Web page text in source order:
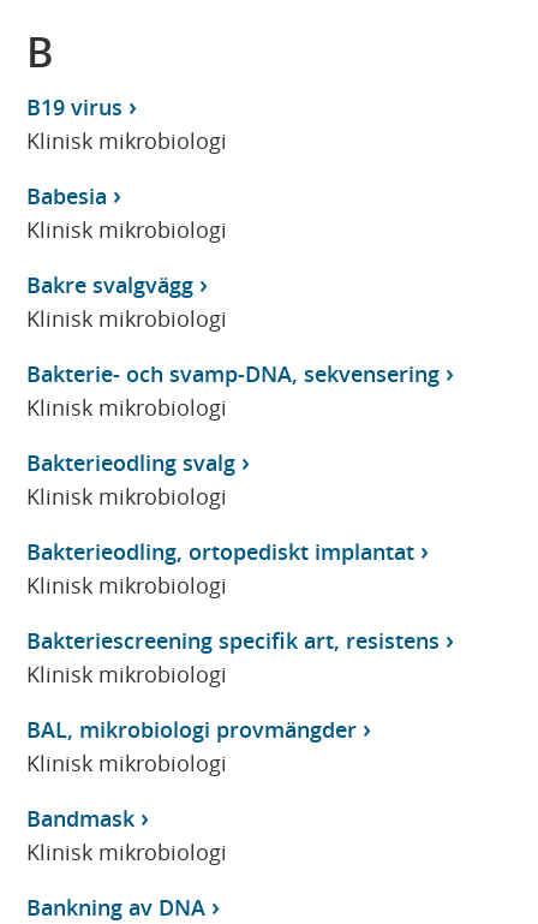
B
B19 virus
Klinisk mikrobiologi
Babesia
Klinisk mikrobiologi
Bakre svalgvägg
Klinisk mikrobiologi
Bakterie- och svamp-DNA, sekvensering
Klinisk mikrobiologi
Bakterieodling svalg
Klinisk mikrobiologi
Bakterieodling, ortopediskt implantat
Klinisk mikrobiologi
Bakteriescreening specifik art, resistens
Klinisk mikrobiologi
BAL, mikrobiologi provmängder
Klinisk mikrobiologi
Bandmask
Klinisk mikrobiologi
Bankning av DNA